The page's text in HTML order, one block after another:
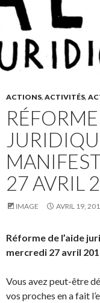
ACTIONS, ACTIVITÉS,
RÉFORME
27 AVRIL
IMAGE AVRIL 19,
Réforme de l’aide
mercredi 27 avril
Vous avez peut-être
vos proches en a fait